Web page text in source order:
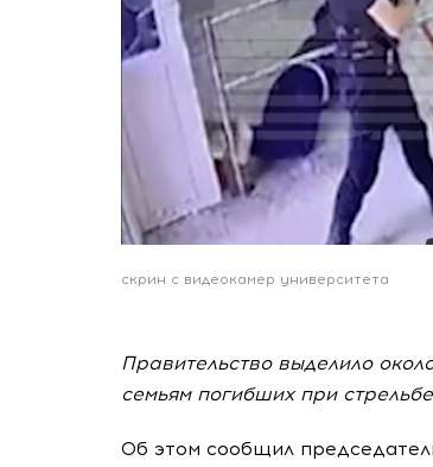
скрин с видеокамер университета
Правительство выделило
семьям погибших при
Об этом сообщил